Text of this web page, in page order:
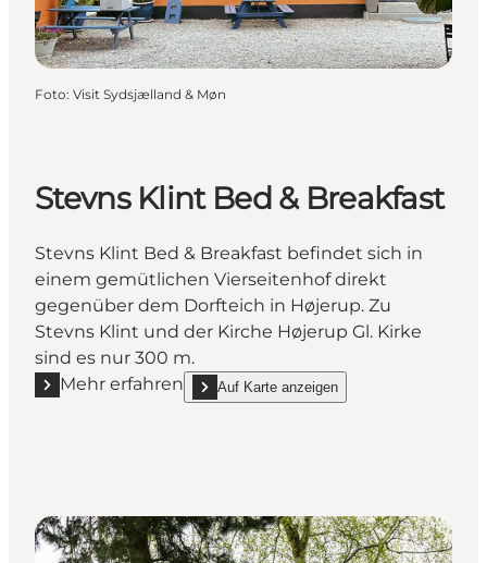
Foto: Visit Sydsjælland & Møn
Stevns Klint Bed & Breakfast
Stevns Klint Bed & Breakfast befindet sich in
einem gemütlichen Vierseitenhof direkt
gegenüber dem Dorfteich in Højerup. Zu
Stevns Klint und der Kirche Højerup Gl. Kirke
sind es nur 300 m.
Mehr erfahren
Mehr erfahren "Stevns Klint Bed & Breakfast"
Auf Karte anzeigen
show Stevns Klint Bed & Breakfast on_map